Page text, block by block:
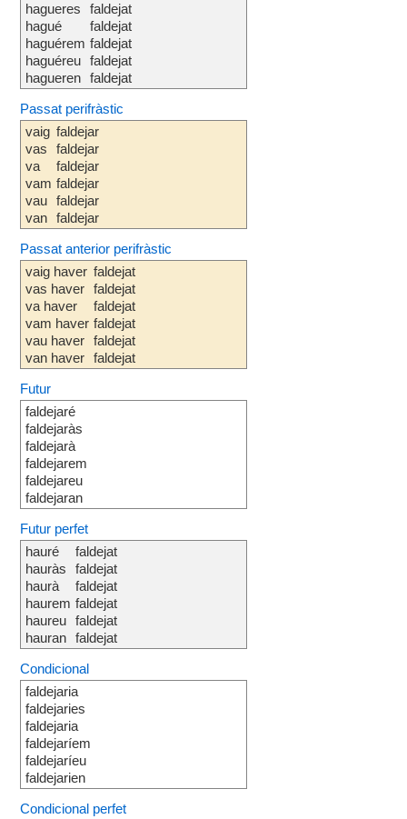
hagueres
hagué
haguérem
haguéreu
hagueren
faldejat
faldejat
faldejat
faldejat
faldejat
Passat perifràstic
vaig
vas
va
vam
vau
van
faldejar
faldejar
faldejar
faldejar
faldejar
faldejar
Passat anterior perifràstic
vaig haver
vas haver
va haver
vam haver
vau haver
van haver
faldejat
faldejat
faldejat
faldejat
faldejat
faldejat
Futur
faldejaré
faldejaràs
faldejarà
faldejarem
faldejareu
faldejaran
Futur perfet
hauré
hauràs
haurà
haurem
haureu
hauran
faldejat
faldejat
faldejat
faldejat
faldejat
faldejat
Condicional
faldejaria
faldejaries
faldejaria
faldejaríem
faldejaríeu
faldejarien
Condicional perfet